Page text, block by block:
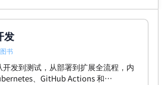
发
书
发到测试，从部署到扩展全流程，内
、GitHub Actions 和